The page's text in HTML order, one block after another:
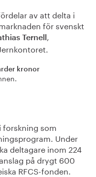
av att delta i
för svenskt
Ternell
,
kronor
forskning som
Under
deltagare inom 224
på drygt 600
RFCS-fonden.